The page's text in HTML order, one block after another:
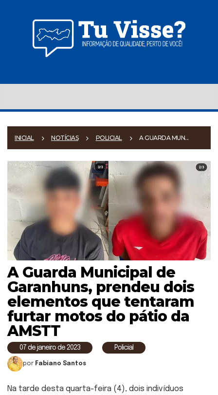
INICIAL NOTÍCIAS POLICIAL A GUARDA MUN...
A Guarda Municipal de
Garanhuns, prendeu dois
elementos que tentaram
furtar motos do pátio da
AMSTT
07 de janeiro de 2023 Policial
por Fabiano Santos
Na tarde desta quarta-feira (4), dois indivíduos